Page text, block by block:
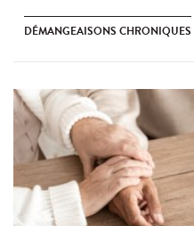
DÉMANGEAISONS CHRONIQUES